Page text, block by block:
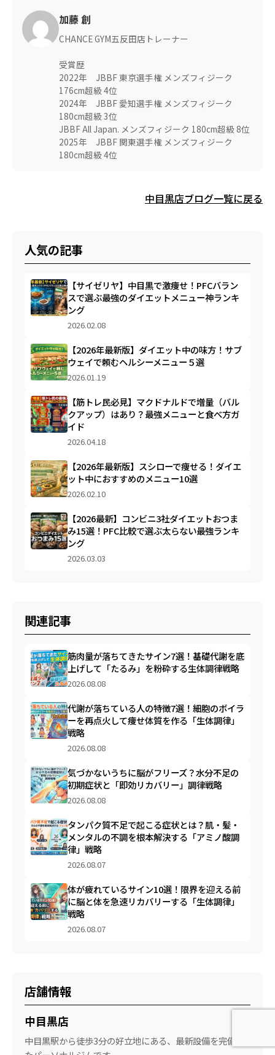
加藤 創
CHANCE GYM五反田店トレーナー
受賞歴
2022年 JBBF 東京選手権 メンズフィジーク
176cm超級 4位
2024年 JBBF 愛知選手権 メンズフィジーク
180cm超級 3位
JBBF All Japan. メンズフィジーク 180cm超級 8位
2025年 JBBF 関東選手権 メンズフィジーク
180cm超級 4位
中目黒店ブログ一覧に戻る
人気の記事
【サイゼリヤ】中目黒で激痩せ！PFCバラン
スで選ぶ最強のダイエットメニュー神ランキ
ング
2026.02.08
【2026年最新版】ダイエット中の味方！サブ
ウェイで頼むヘルシーメニュー５選
2026.01.19
【筋トレ民必見】マクドナルドで増量（バル
クアップ）はあり？最強メニューと食べ方ガ
イド
2026.04.18
【2026年最新版】スシローで痩せる！ダイエ
ット中におすすめのメニュー10選
2026.02.10
【2026最新】コンビニ3社ダイエットおつま
み15選！PFC比較で選ぶ太らない最強ランキ
ング
2026.03.03
関連記事
筋肉量が落ちてきたサイン7選！基礎代謝を底
上げして「たるみ」を粉砕する生体調律戦略
2026.08.08
代謝が落ちている人の特徴7選！細胞のボイラ
ーを再点火して痩せ体質を作る「生体調律」
戦略
2026.08.08
気づかないうちに脳がフリーズ？水分不足の
初期症状と「即効リカバリー」調律戦略
2026.08.08
タンパク質不足で起こる症状とは？肌・髪・
メンタルの不調を根本解決する「アミノ酸調
律」戦略
2026.08.07
体が疲れているサイン10選！限界を迎える前
に脳と体を急速リカバリーする「生体調律」
戦略
2026.08.07
店舗情報
中目黒店
中目黒駅から徒歩3分の好立地にある、最新設備を完備し